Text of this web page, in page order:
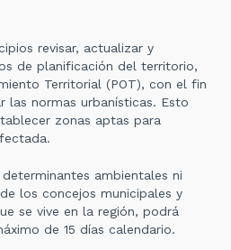
revisar, actualizar y
de planificación del territorio,
Territorial (POT), con el fin
las normas urbanísticas. Esto
zonas aptas para
ambientales ni
los concejos municipales y
se vive en la región, podrá
de 15 días calendario.